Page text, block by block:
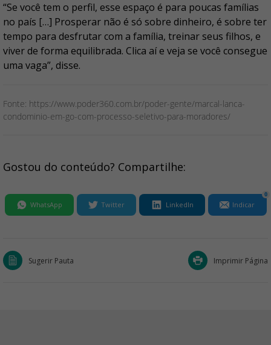
“Se você tem o perfil, esse espaço é para poucas famílias
no país […] Prosperar não é só sobre dinheiro, é sobre ter
tempo para desfrutar com a família, treinar seus filhos, e
viver de forma equilibrada. Clica aí e veja se você consegue
uma vaga”, disse.
Fonte: https://www.poder360.com.br/poder-gente/marcal-lanca-
condominio-em-go-com-processo-seletivo-para-moradores/
Gostou do conteúdo? Compartilhe:
WhatsApp Twitter LinkedIn Indicar
0
Sugerir Pauta Imprimir Página